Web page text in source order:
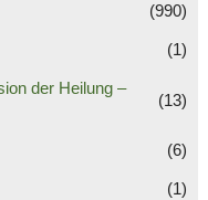
(990)
(1)
der Heilung –
(13)
(6)
(1)